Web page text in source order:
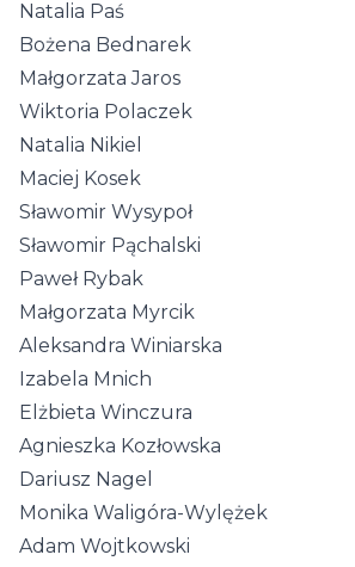
Natalia Paś
Bożena Bednarek
Małgorzata Jaros
Wiktoria Polaczek
Natalia Nikiel
Maciej Kosek
Sławomir Wysypoł
Sławomir Pąchalski
Paweł Rybak
Małgorzata Myrcik
Aleksandra Winiarska
Izabela Mnich
Elżbieta Winczura
Agnieszka Kozłowska
Dariusz Nagel
Monika Waligóra-Wylężek
Adam Wojtkowski